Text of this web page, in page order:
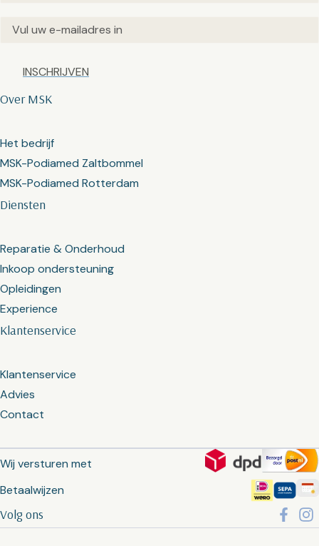
Klantenservice
Klantenservice
Advies
Contact
Diensten
Reparatie & Onderhoud
Inkoop ondersteuning
Opleidingen
Experience
Over MSK
Het bedrijf
MSK-Podiamed Zaltbommel
MSK-Podiamed Rotterdam
Email(Vereist)
Captcha
Wij versturen met
Betaalwijzen
Volg ons